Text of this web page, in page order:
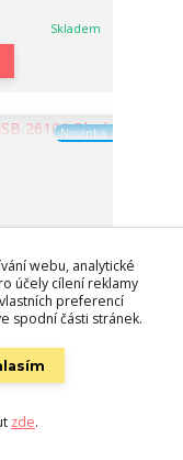
Skladem
Novinka
webu, analytické
účely cílení reklamy
preferencí
spodní části stránek.
zde.